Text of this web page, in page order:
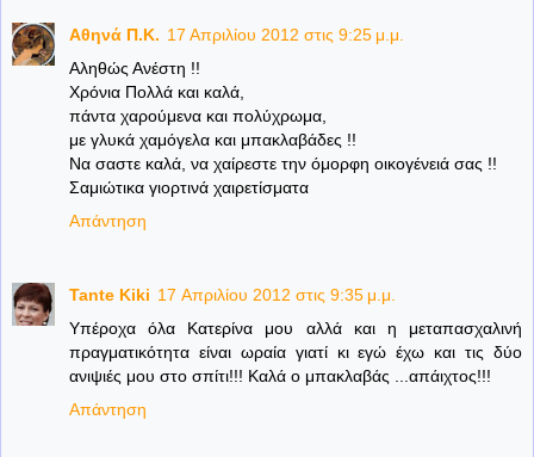
Aθηνά Π.Κ. 17 Απριλίου 2012 στις 9:25 μ.μ.
Αληθώς Ανέστη !!
Χρόνια Πολλά και καλά,
πάντα χαρούμενα και πολύχρωμα,
με γλυκά χαμόγελα και μπακλαβάδες !!
Να σαστε καλά, να χαίρεστε την όμορφη οικογένειά σας !!
Σαμιώτικα γιορτινά χαιρετίσματα
Απάντηση
Tante Kiki 17 Απριλίου 2012 στις 9:35 μ.μ.
Υπέροχα όλα Κατερίνα μου αλλά και η μεταπασχαλινή
πραγματικότητα είναι ωραία γιατί κι εγώ έχω και τις δύο
ανιψιές μου στο σπίτι!!! Καλά ο μπακλαβάς ...απάιχτος!!!
Απάντηση